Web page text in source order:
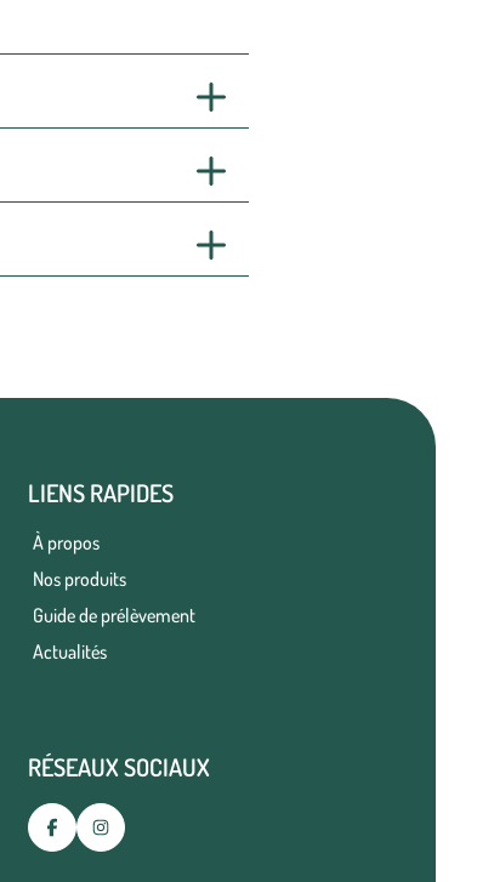
LIENS RAPIDES
À propos
Nos produits
Guide de prélèvement
Actualités
RÉSEAUX SOCIAUX